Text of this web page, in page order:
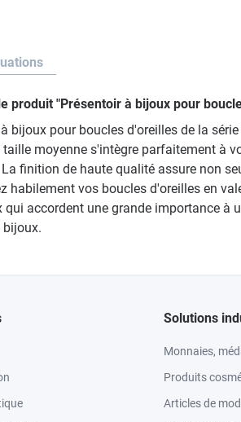
produit "Présentoir à bijoux pour
bijoux pour boucles d'oreilles de la
taille moyenne s'intègre parfaitement à
finition de haute qualité assure non
habilement vos boucles d'oreilles en
qui accordent une grande importance à
bijoux.
Solutions
Monnaies,
Produits
Articles de